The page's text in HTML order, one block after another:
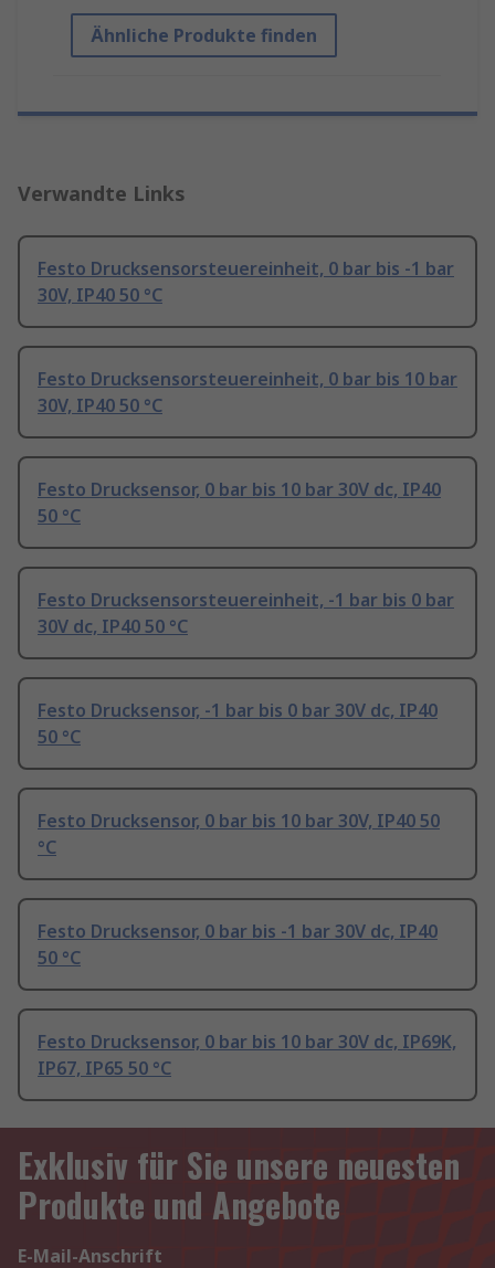
Ähnliche Produkte finden
Verwandte Links
Festo Drucksensorsteuereinheit, 0 bar bis -1 bar
30V, IP40 50 °C
Festo Drucksensorsteuereinheit, 0 bar bis 10 bar
30V, IP40 50 °C
Festo Drucksensor, 0 bar bis 10 bar 30V dc, IP40
50 °C
Festo Drucksensorsteuereinheit, -1 bar bis 0 bar
30V dc, IP40 50 °C
Festo Drucksensor, -1 bar bis 0 bar 30V dc, IP40
50 °C
Festo Drucksensor, 0 bar bis 10 bar 30V, IP40 50
°C
Festo Drucksensor, 0 bar bis -1 bar 30V dc, IP40
50 °C
Festo Drucksensor, 0 bar bis 10 bar 30V dc, IP69K,
IP67, IP65 50 °C
Exklusiv für Sie unsere neuesten
Produkte und Angebote
E-Mail-Anschrift